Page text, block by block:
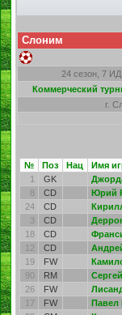
Слоним
24 сезон, 7
Коммерческий
г.
№ Поз Нац Имя
1
GK
8
CD Юрий
24
CD
3
CD
18
CD
12
CD
19
FW
90
RM
26
FW
17
FW Павел